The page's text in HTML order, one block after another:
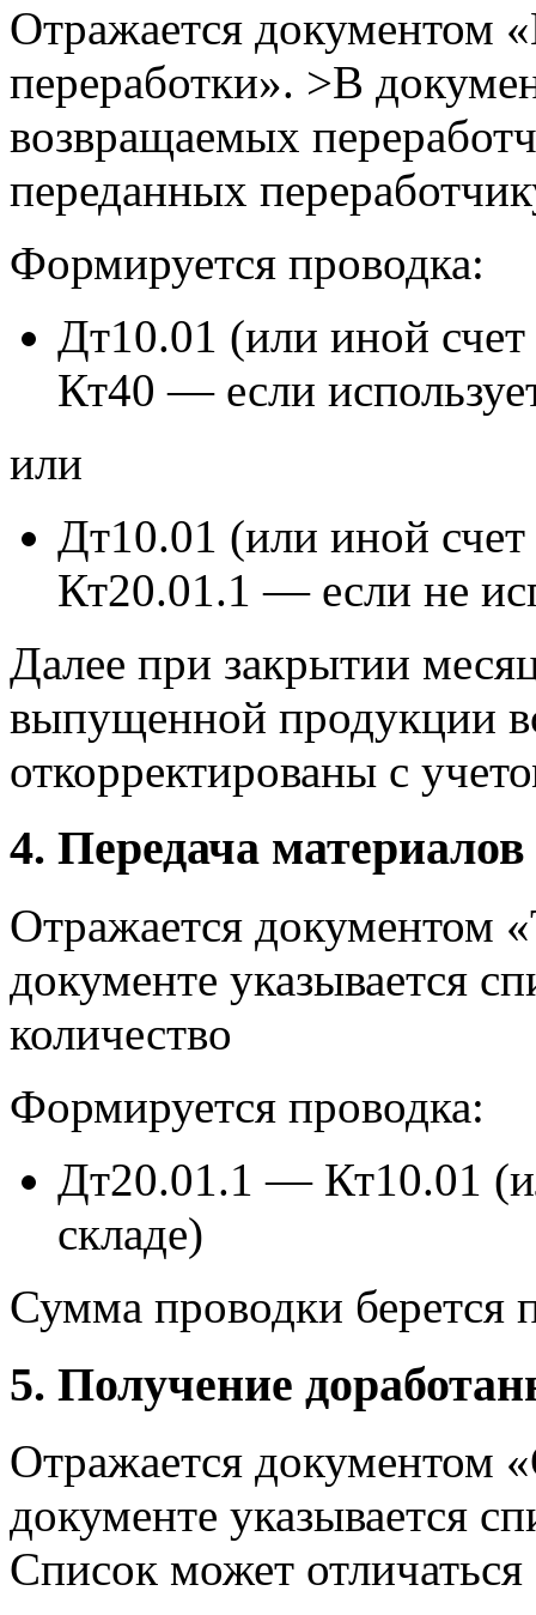
Отражается документом
переработки». >В
возвращаемых
переданных
Формируется проводка:
Дт10.01 (или иной
Кт40 — если
или
Дт10.01 (или иной
Кт20.01.1 — если не
Далее при закрытии
выпущенной продукции
откорректированы с
4. Передача
Отражается документом
документе указывается
количество
Формируется проводка:
Дт20.01.1 — Кт10.01
складе)
Сумма проводки берется
5. Получение
Отражается документом
документе указывается
Список может